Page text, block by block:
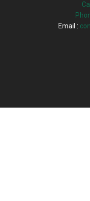
Email :